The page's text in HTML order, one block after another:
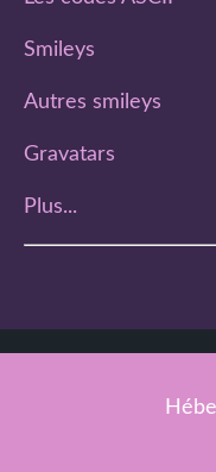
Smileys
Autres smileys
Gravatars
Plus...